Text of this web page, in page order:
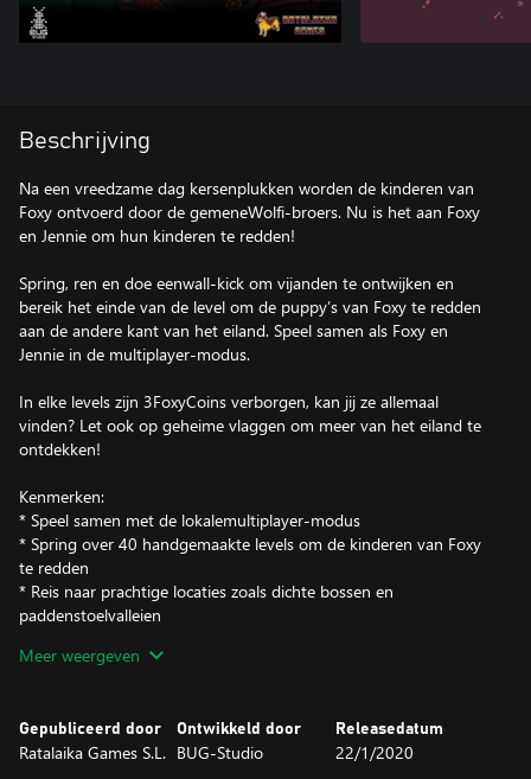
Beschrijving
Na een vreedzame dag kersenplukken worden de kinderen van
Foxy ontvoerd door de gemeneWolfi-broers. Nu is het aan Foxy
en Jennie om hun kinderen te redden!
Spring, ren en doe eenwall-kick om vijanden te ontwijken en
bereik het einde van de level om de puppy’s van Foxy te redden
aan de andere kant van het eiland. Speel samen als Foxy en
Jennie in de multiplayer-modus.
In elke levels zijn 3FoxyCoins verborgen, kan jij ze allemaal
vinden? Let ook op geheime vlaggen om meer van het eiland te
ontdekken!
Kenmerken:
* Speel samen met de lokalemultiplayer-modus
* Spring over 40 handgemaakte levels om de kinderen van Foxy
te redden
* Reis naar prachtige locaties zoals dichte bossen en
paddenstoelvalleien
ontdekken
Meer weergeven
Gepubliceerd door
Ratalaika Games S.L.
Ontwikkeld door
BUG-Studio
Releasedatum
22/1/2020